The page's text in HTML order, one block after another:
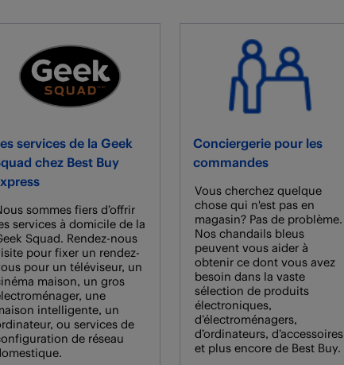
services de la Geek
chez Best Buy
sommes fiers d’offrir
services à domicile de la
Squad. Rendez-nous
pour fixer un rendez-
pour un téléviseur, un
maison, un gros
une
intelligente, un
ou services de
de réseau
Conciergerie pour les
commandes
Vous cherchez quelque
chose qui n'est pas en
magasin? Pas de problème.
Nos chandails bleus
peuvent vous aider à
obtenir ce dont vous avez
besoin dans la vaste
sélection de produits
électroniques,
d’électroménagers,
d’ordinateurs, d’accessoires
et plus encore de Best Buy.